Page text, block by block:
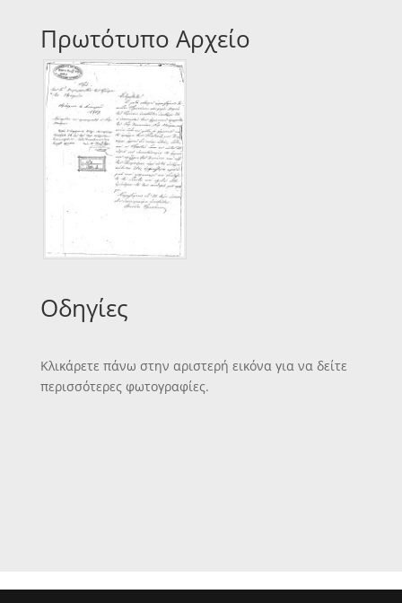
Πρωτότυπο Αρχείο
Οδηγίες
Κλικάρετε πάνω στην αριστερή εικόνα για να δείτε
περισσότερες φωτογραφίες.